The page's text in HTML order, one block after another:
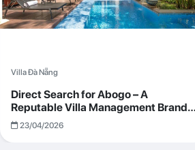
Villa Đà Nẵng
Direct Search for Abogo – A
Reputable Villa Management Brand
with Transparent and Effective
Operations
23/04/2026